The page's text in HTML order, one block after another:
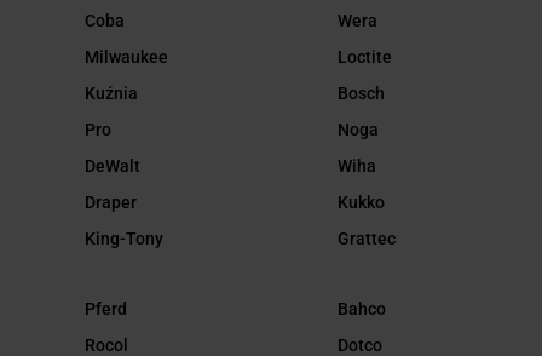
Coba
Milwaukee
Kuźnia
Pro
DeWalt
Draper
King-Tony
Wera
Loctite
Bosch
Noga
Wiha
Kukko
Grattec
Pferd
Rocol
Bahco
Dotco